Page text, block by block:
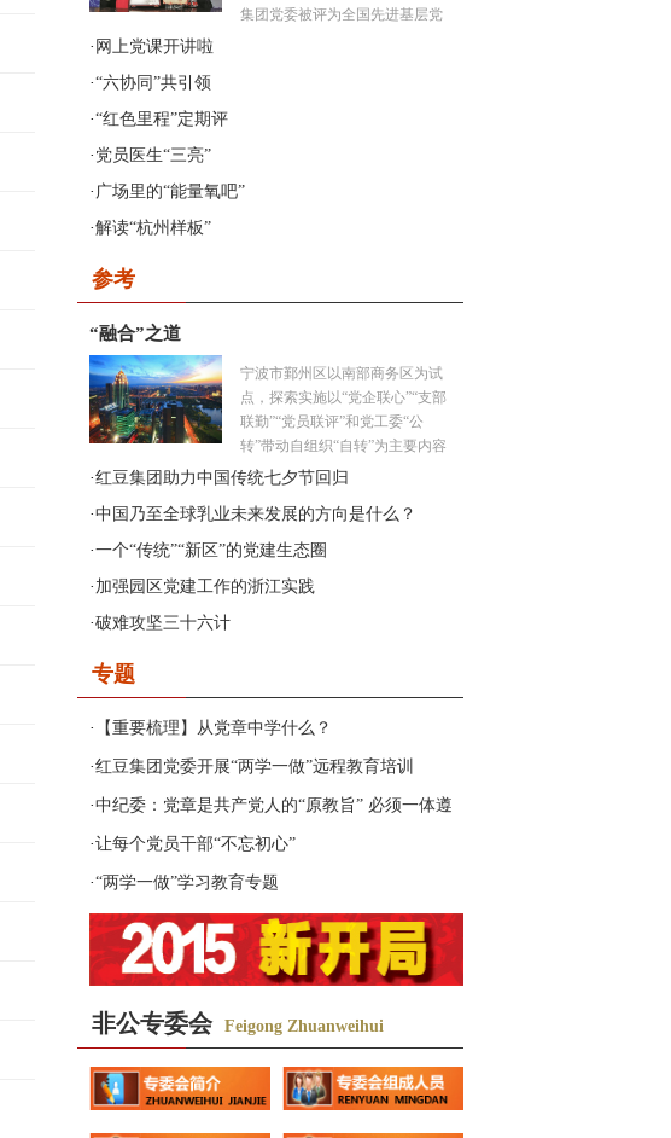
集团党委被评为全国先进基层党
· 网上党课开讲啦
·“六协同”共引领
·“红色里程”定期评
· 党员医生“三亮”
· 广场里的“能量氧吧”
·解读“杭州样板”
参考
“融合”之道
宁波市鄞州区以南部商务区为试
点，探索实施以“党企联心”“支部
联勤”“党员联评”和党工委“公
转”带动自组织“自转”为主要内容
的“三联两转”工作机制，以富有
助推园区发展。...
·红豆集团助力中国传统七夕节回归
·中国乃至全球乳业未来发展的方向是什么？
·一个“传统”“新区”的党建生态圈
· 加强园区党建工作的浙江实践
·破难攻坚三十六计
专题
· 【重要梳理】从党章中学什么？
·红豆集团党委开展“两学一做”远程教育培训
·中纪委：党章是共产党人的“原教旨” 必须一体遵
循
·让每个党员干部“不忘初心”
·“两学一做”学习教育专题
非公专委会 Feigong Zhuanweihui